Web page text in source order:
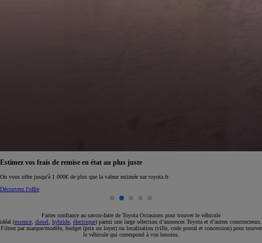
Réservez en ligne votre occasion pour 1€ seulement
Réservez en ligne
Faites confiance au savoir-faire de Toyota Occasions pour trouver le véhicule
idéal (essence diesel hybride électrique) parmi une large sélection d’annonces Toyota et d’autres constructeurs.
Filtrez par marque/modèle, budget (prix ou loyer) ou localisation (ville, code postal et concession) pour trouver
le véhicule qui correspond à vos besoins.